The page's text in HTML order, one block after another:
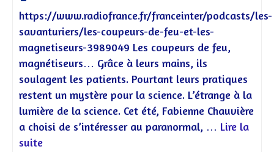
https://www.radiofrance.fr/franceinter/podcasts/les-
savanturiers/les-coupeurs-de-feu-et-les-
magnetiseurs-3989049 Les coupeurs de feu,
magnétiseurs… Grâce à leurs mains, ils
soulagent les patients. Pourtant leurs pratiques
restent un mystère pour la science. L’étrange à la
lumière de la science. Cet été, Fabienne Chauvière
a choisi de s’intéresser au paranormal, … Lire la
suite